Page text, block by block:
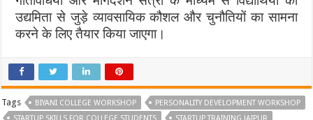
उद्यमिता से जुड़े व्यावसायिक कौशल और चुनौतियों का सामना
करने के लिए तैयार किया जाएगा।
Tags BIYANI COLLEGE WORKSHOP
PERSONALITY DEVELOPMENT WORKSHOP
STARTUP SKILLS FOR COLLEGE STUDENTS
STARTUP TRAINING JAIPUR